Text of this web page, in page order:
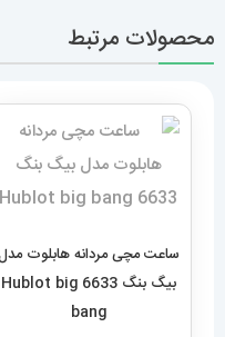
محصولات مرتبط
ساعت مچی مردانه هابلوت
بیگ بنگ 6633 Hublot big
bang